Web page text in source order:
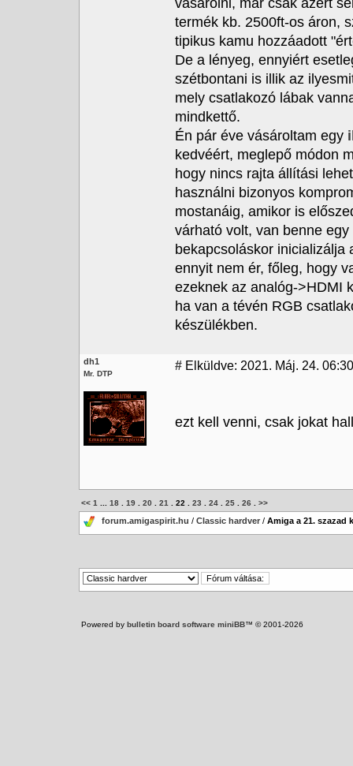
vásárolni, már csak azért
termék kb. 2500ft-os áron,
tipikus kamu hozzáadott
De a lényeg, ennyiért
szétbontani is illik az
mely csatlakozó lábak
mindkettő.
Én pár éve vásároltam egy
kedvéért, meglepő módon
hogy nincs rajta állítási
használni bizonyos
mostanáig, amikor is
várható volt, van benne
bekapcsoláskor
ennyit nem ér, főleg, hogy
ezeknek az analóg->HDMI
ha van a tévén RGB
készülékben.
dh1
Mr. DTP
# Elküldve: 2021. Máj. 24.
ezt kell venni, csak jokat
<< 1 18 19 20 21 22 23 24 25 26 >>
forum.amigaspirit.hu / Classic hardver / Amiga a 21. szazad
Powered by bulletin board software miniBB™ © 2001-2026